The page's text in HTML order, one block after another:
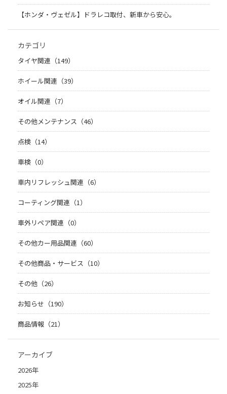
【ホンダ・ヴェゼル】ドラレコ取付、新車から安心。
カテゴリ
タイヤ関連（149）
ホイール関連（39）
オイル関連（7）
その他メンテナンス（46）
点検（14）
車検（0）
車内リフレッシュ関連（6）
コーティング関連（1）
車外リペア関連（0）
その他カー用品関連（60）
その他商品・サービス（10）
その他（26）
お知らせ（190）
商品情報（21）
アーカイブ
2026年
2025年